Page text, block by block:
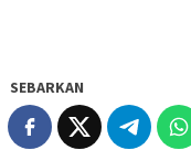
SEBARKAN